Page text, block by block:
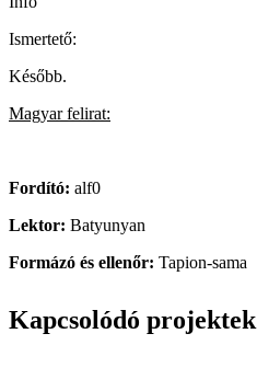
Ismertető:
Később.
Magyar felirat:
Fordító: alf0
Lektor: Batyunyan
Formázó és ellenőr: Tapion-sama
Kapcsolódó projektek